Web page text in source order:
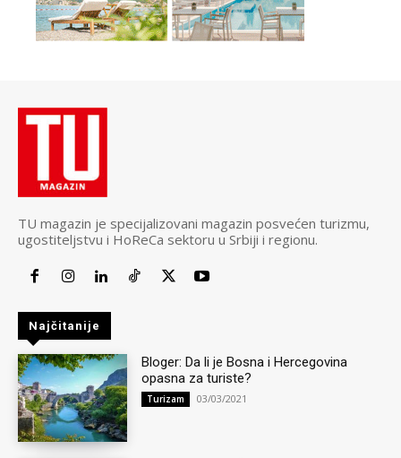
TU magazin je specijalizovani magazin posvećen turizmu,
ugostiteljstvu i HoReCa sektoru u Srbiji i regionu.
Najčitanije
Bloger: Da li je Bosna i Hercegovina
opasna za turiste?
Turizam 03/03/2021